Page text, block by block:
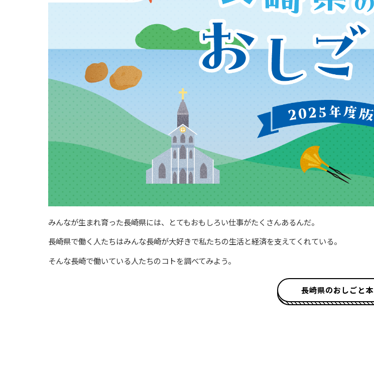
みんなが生まれ育った長崎県には、とてもおもしろい仕事がたくさんあるんだ。
長崎県で働く人たちはみんな長崎が大好きで私たちの生活と経済を支えてくれている。
そんな長崎で働いている人たちのコトを調べてみよう。
長崎県のおしごと本